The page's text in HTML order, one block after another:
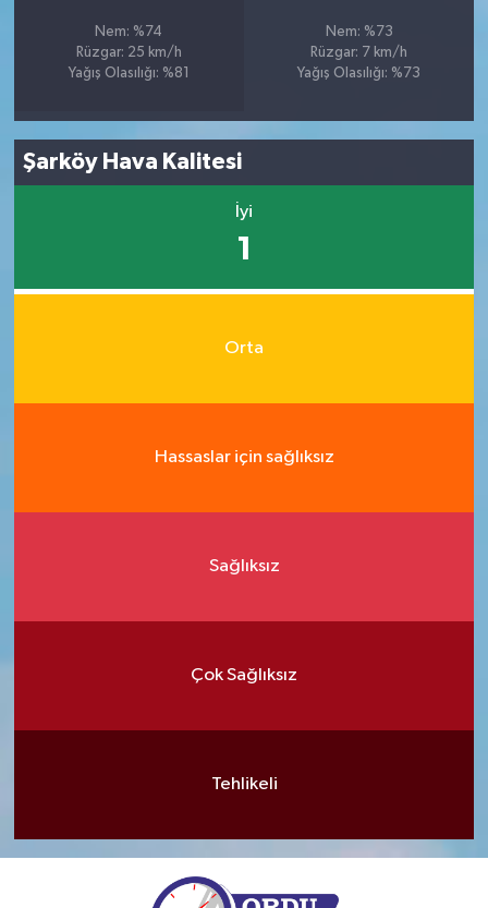
Nem: %74
Rüzgar: 25 km/h
Yağış Olasılığı: %81
Nem: %73
Rüzgar: 7 km/h
Yağış Olasılığı: %73
Şarköy Hava Kalitesi
İyi
1
Orta
Hassaslar için sağlıksız
Sağlıksız
Çok Sağlıksız
Tehlikeli